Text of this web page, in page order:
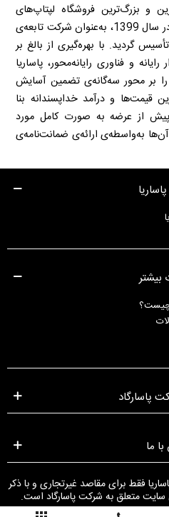
و بزرگ‌ترین فروشگاه لپتاپ‌های
استوک (غیرآکبند وارداتی) کشور در سال 1399، به‌عنوان شرکت تابعه‌ی
گردید. با بهره‌گیری از بالغ بر
و فناوری رایانه‌محور، پاساریا
بر محور سه‌گانه‌ی تضمین آسایش
قیمت‌ها و درآمد خداپسندانه بنا
از عرضه به صورت کامل مورد
به‌واسطه‌ی ارائه‌ی ضمانت‌نامه‌ی
بیشتر
چیست؟
پاسارگاد
ما
فقط برای مقاصد غیرتجاری و با ذکر
سایت متعلق به شرکت پاسارگاد است.